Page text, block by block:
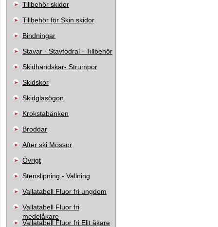
Tillbehör skidor
Tillbehör för Skin skidor
Bindningar
Stavar - Stavfodral - Tillbehör
Skidhandskar- Strumpor
Skidskor
Skidglasögon
Krokstabänken
Broddar
After ski Mössor
Övrigt
Stenslipning - Vallning
Vallatabell Fluor fri ungdom
Vallatabell Fluor fri
medelåkare
Vallatabell Fluor fri Elit åkare